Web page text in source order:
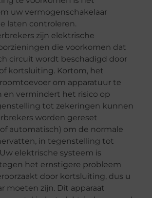
uw vermogenschakelaar
laten controleren.
zijn elektrische
die voorkomen dat
circuit wordt beschadigd door
kortsluiting. Kortom, het
om apparatuur te
en vermindert het risico op
tot zekeringen kunnen
worden gereset
automatisch) om de normale
in tegenstelling tot
elektrische systeem is
het ernstigere probleem
door kortsluiting, dus u
moeten zijn. Dit apparaat